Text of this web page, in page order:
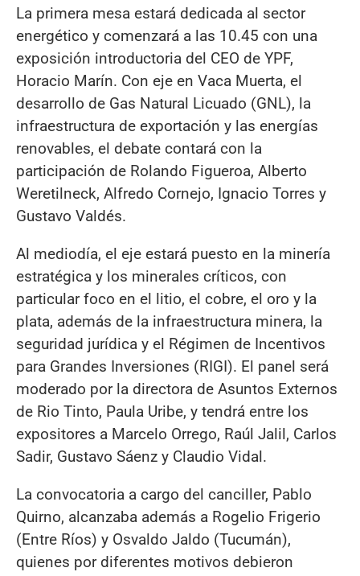
La primera mesa estará dedicada al sector
energético y comenzará a las 10.45 con una
exposición introductoria del CEO de YPF,
Horacio Marín. Con eje en Vaca Muerta, el
desarrollo de Gas Natural Licuado (GNL), la
infraestructura de exportación y las energías
renovables, el debate contará con la
participación de Rolando Figueroa, Alberto
Weretilneck, Alfredo Cornejo, Ignacio Torres y
Gustavo Valdés.
Al mediodía, el eje estará puesto en la minería
estratégica y los minerales críticos, con
particular foco en el litio, el cobre, el oro y la
plata, además de la infraestructura minera, la
seguridad jurídica y el Régimen de Incentivos
para Grandes Inversiones (RIGI). El panel será
moderado por la directora de Asuntos Externos
de Rio Tinto, Paula Uribe, y tendrá entre los
expositores a Marcelo Orrego, Raúl Jalil, Carlos
Sadir, Gustavo Sáenz y Claudio Vidal.
La convocatoria a cargo del canciller, Pablo
Quirno, alcanzaba además a Rogelio Frigerio
(Entre Ríos) y Osvaldo Jaldo (Tucumán),
quienes por diferentes motivos debieron